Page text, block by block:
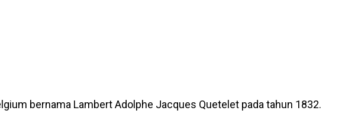
bernama Lambert Adolphe Jacques Quetelet pada tahun 1832.